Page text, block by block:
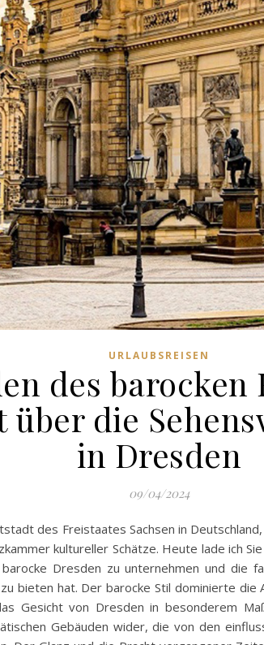
URLAUBSREISEN
des barocken
über die
in Dresden
09/04/2024
des Freistaates Sachsen in
kultureller Schätze. Heute lade ich
Dresden zu unternehmen und die
bieten hat. Der barocke Stil dominierte die
Gesicht von Dresden in besonderem
Gebäuden wider, die von den